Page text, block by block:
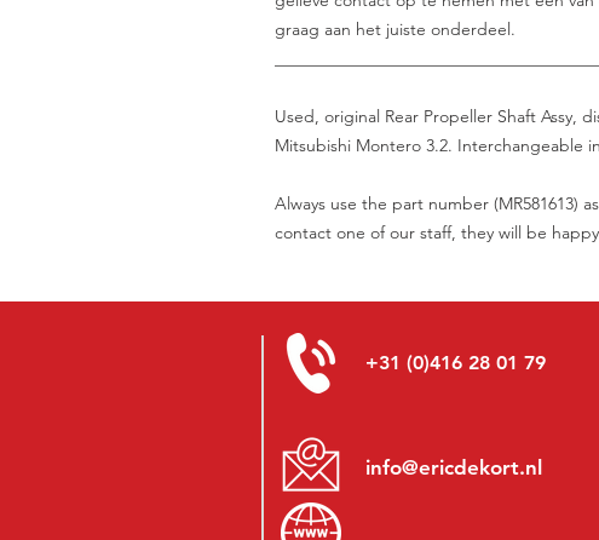
graag aan het juiste onderdeel.
Used, original Rear Propeller Shaft Assy,
Mitsubishi Montero 3.2. Interchangeable
Always use the part number (MR581613)
contact one of our staff, they will be
+31 (0)416 28 01 79
info@ericdekort.nl